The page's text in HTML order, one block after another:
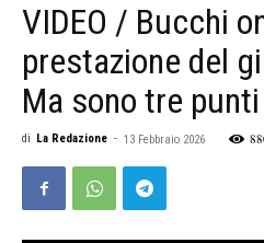
VIDEO / Bucchi
prestazione del
Ma sono tre
di La Redazione - 13 Febbraio 2026